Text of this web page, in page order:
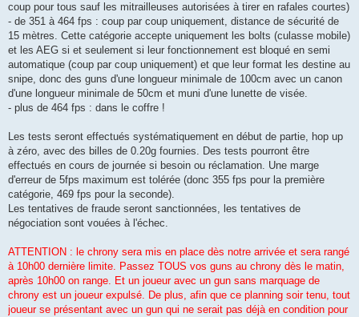
coup pour tous sauf les mitrailleuses autorisées à tirer en rafales courtes)
- de 351 à 464 fps : coup par coup uniquement, distance de sécurité de
15 mètres. Cette catégorie accepte uniquement les bolts (culasse mobile)
et les AEG si et seulement si leur fonctionnement est bloqué en semi
automatique (coup par coup uniquement) et que leur format les destine au
snipe, donc des guns d'une longueur minimale de 100cm avec un canon
d'une longueur minimale de 50cm et muni d'une lunette de visée.
- plus de 464 fps : dans le coffre !
Les tests seront effectués systématiquement en début de partie, hop up
à zéro, avec des billes de 0.20g fournies. Des tests pourront être
effectués en cours de journée si besoin ou réclamation. Une marge
d'erreur de 5fps maximum est tolérée (donc 355 fps pour la première
catégorie, 469 fps pour la seconde).
Les tentatives de fraude seront sanctionnées, les tentatives de
négociation sont vouées à l'échec.
ATTENTION : le chrony sera mis en place dès notre arrivée et sera rangé
à 10h00 dernière limite. Passez TOUS vos guns au chrony dès le matin,
après 10h00 on range. Et un joueur avec un gun sans marquage de
chrony est un joueur expulsé. De plus, afin que ce planning soir tenu, tout
joueur se présentant avec un gun qui ne serait pas déjà en condition pour